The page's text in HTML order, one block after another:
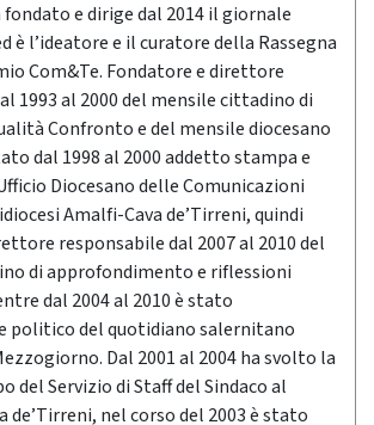
e dirige dal 2014 il giornale
è l’ideatore e il curatore della Rassegna
Com&Te. Fondatore e direttore
1993 al 2000 del mensile cittadino di
Confronto e del mensile diocesano
dal 1998 al 2000 addetto stampa e
Diocesano delle Comunicazioni
Amalfi-Cava de’Tirreni, quindi
responsabile dal 2007 al 2010 del
di approfondimento e riflessioni
dal 2004 al 2010 è stato
politico del quotidiano salernitano
Dal 2001 al 2004 ha svolto la
del Servizio di Staff del Sindaco al
de’Tirreni, nel corso del 2003 è stato